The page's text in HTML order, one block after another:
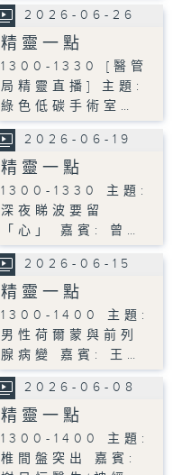
2026-06-26
精靈一點
1300-1330 [醫管
局精靈直播] 主題:
綠色低碳手術室…
2026-06-19
精靈一點
1300-1330 主題:
深夜睇波要留
「心」 嘉賓: 曾…
2026-06-15
精靈一點
1300-1400 主題:
男性荷爾蒙與前列
腺病變 嘉賓: 王…
2026-06-08
精靈一點
1300-1400 主題:
椎間盤突出 嘉賓: